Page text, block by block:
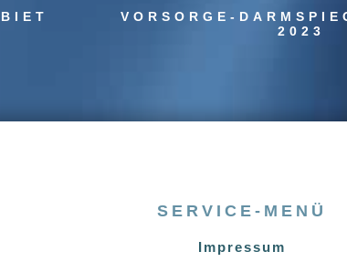
VORSORGE-
2023
SERVICE-MENÜ
Impressum